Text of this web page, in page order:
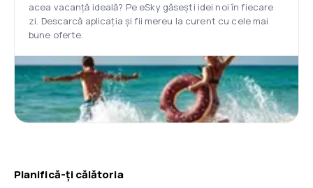
acea vacanță ideală? Pe eSky găsești idei noi în fiecare
zi. Descarcă aplicația și fii mereu la curent cu cele mai
bune oferte.
Planifică-ți călătoria